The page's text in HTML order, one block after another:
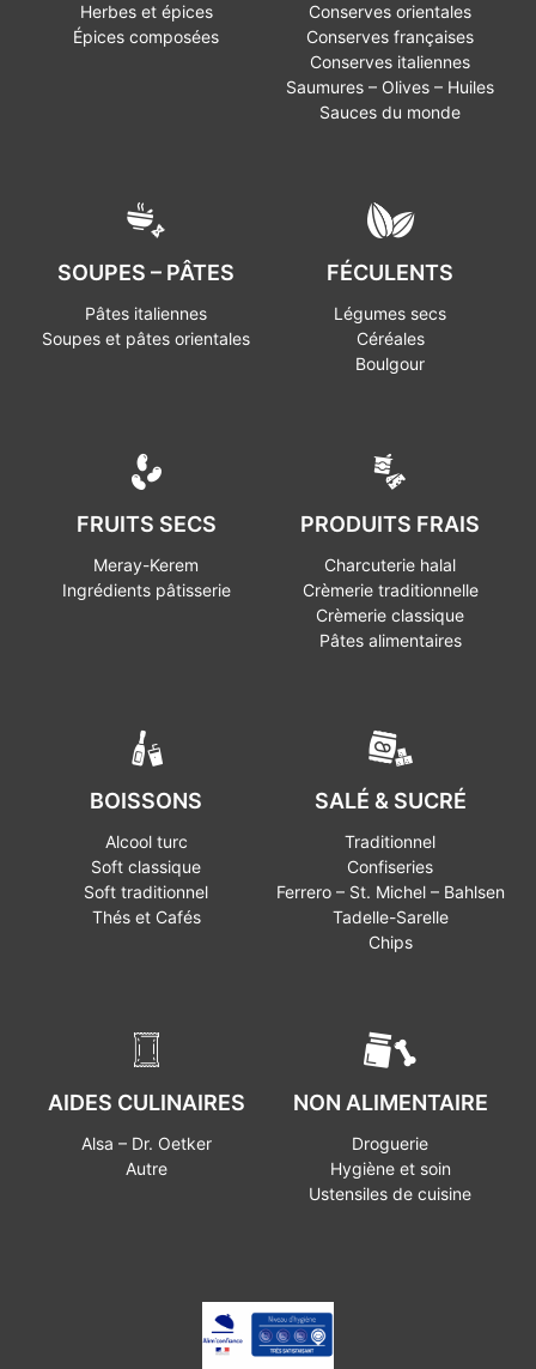
Herbes et épices
Épices composées
Conserves orientales
Conserves françaises
Conserves italiennes
Saumures – Olives – Huiles
Sauces du monde
SOUPES – PÂTES
Pâtes italiennes
Soupes et pâtes orientales
FÉCULENTS
Légumes secs
Céréales
Boulgour
FRUITS SECS
Meray-Kerem
Ingrédients pâtisserie
PRODUITS FRAIS
Charcuterie halal
Crèmerie traditionnelle
Crèmerie classique
Pâtes alimentaires
BOISSONS
Alcool turc
Soft classique
Soft traditionnel
Thés et Cafés
SALÉ & SUCRÉ
Traditionnel
Confiseries
Ferrero – St. Michel – Bahlsen
Tadelle-Sarelle
Chips
AIDES CULINAIRES
Alsa – Dr. Oetker
Autre
NON ALIMENTAIRE
Droguerie
Hygiène et soin
Ustensiles de cuisine